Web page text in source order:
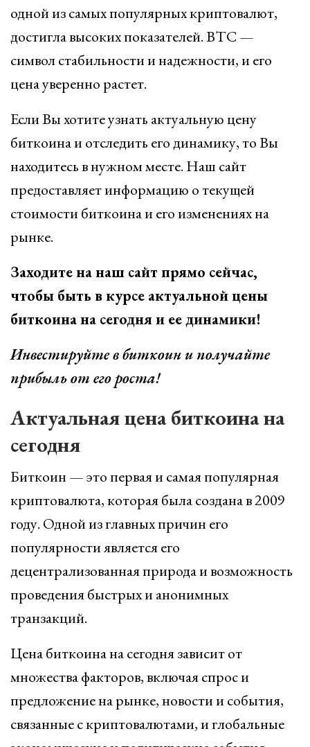
одной из самых популярных криптовалют,
достигла высоких показателей. BTC —
символ стабильности и надежности, и его
цена уверенно растет.
Если Вы хотите узнать актуальную цену
биткоина и отследить его динамику, то Вы
находитесь в нужном месте. Наш сайт
предоставляет информацию о текущей
стоимости биткоина и его изменениях на
рынке.
Заходите на наш сайт прямо сейчас,
чтобы быть в курсе актуальной цены
биткоина на сегодня и ее динамики!
Инвестируйте в биткоин и получайте
прибыль от его роста!
Актуальная цена биткоина на
сегодня
Биткоин — это первая и самая популярная
криптовалюта, которая была создана в 2009
году. Одной из главных причин его
популярности является его
децентрализованная природа и возможность
проведения быстрых и анонимных
транзакций.
Цена биткоина на сегодня зависит от
множества факторов, включая спрос и
предложение на рынке, новости и события,
связанные с криптовалютами, и глобальные